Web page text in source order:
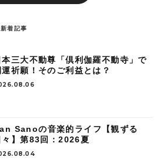
新着記事
本三大不動尊「倶利伽羅不動寺」で
運祈願！そのご利益とは？
Sanoの音楽的ライフ【観ずる
々】第83回：2026夏